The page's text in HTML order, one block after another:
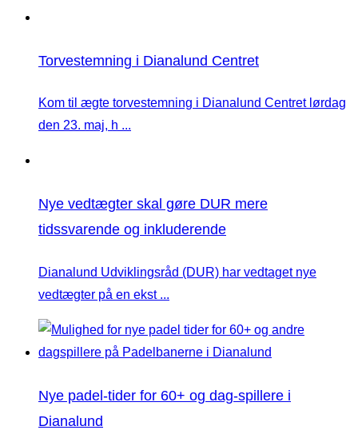
Torvestemning i Dianalund Centret
Kom til ægte torvestemning i Dianalund Centret lørdag
den 23. maj, h ...
Nye vedtægter skal gøre DUR mere
tidssvarende og inkluderende
Dianalund Udviklingsråd (DUR) har vedtaget nye
vedtægter på en ekst ...
Nye padel-tider for 60+ og dag-spillere i
Dianalund